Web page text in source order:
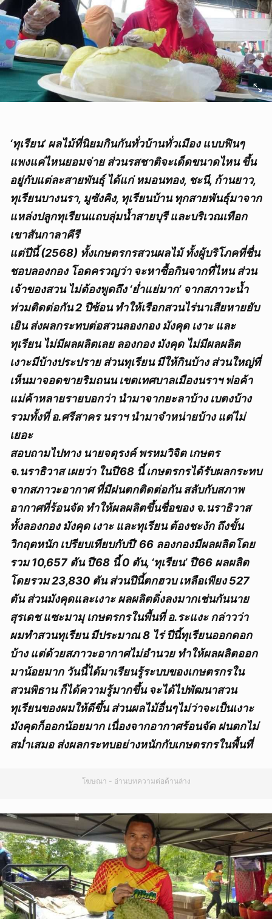
‘ทุเรียน’ ผลไม้ที่นิยมกินกันทั่วบ้านทั่วเมือง แบบฟินๆ
แพงแค่ไหนยอมจ่าย ส่วนรสชาติจะเด็ดขนาดไหน ขึ้น
อยู่กับแต่ละสายพันธุ์ ได้แก่ หมอนทอง, ชะนี, ก้านยาว,
ทุเรียนบางนรา, มูซังคิง, ทุเรียนบ้าน ทุกสายพันธุ์มาจาก
แหล่งปลูกทุเรียนแถบลุ่มน้ำสายบุรี และบริเวณเทือก
เขาสันกาลาคีรี
แต่ปีนี้ (2568) ทั้งเกษตรกรสวนผลไม้ ทั้งผู้บริโภคที่ชื่น
ชอบลองกอง โอดครวญว่า จะหาซื้อกินจากที่ไหน ส่วน
เจ้าของสวน ไม่ต้องพูดถึง ‘ย่ำแย่มาก’ จากสภาวะน้ำ
ท่วมติดต่อกัน 2 ปีซ้อน ทำให้เรือกสวนไร่นาเสียหายยับ
เยิน ส่งผลกระทบต่อสวนลองกอง มังคุด เงาะ และ
ทุเรียน ไม่มีผลผลิตเลย ลองกอง มังคุด ไม่มีผลผลิต
เงาะมีบ้างประปราย ส่วนทุเรียน มีให้กินบ้าง ส่วนใหญ่ที่
เห็นมาจอดขายริมถนน เขตเทศบาลเมืองนราฯ พ่อค้า
แม่ค้าหลายรายบอกว่า นำมาจากยะลาบ้าง เบตงบ้าง
รวมทั้งที่ อ.ศรีสาคร นราฯ นำมาจำหน่ายบ้าง แต่ไม่
เยอะ
สอบถามไปทาง นายจตุรงค์ พรหมวิจิต เกษตร
จ.นราธิวาส เผยว่า ในปี’68 นี้ เกษตรกรได้รับผลกระทบ
จากสภาวะอากาศ ที่มีฝนตกติดต่อกัน สลับกับสภาพ
อากาศที่ร้อนจัด ทำให้ผลผลิตขึ้นชื่อของ จ.นราธิวาส
ทั้งลองกอง มังคุด เงาะ และทุเรียน ต้องชะงัก ถึงขั้น
วิกฤตหนัก เปรียบเทียบกับปี’ 66 ลองกองมีผลผลิตโดย
รวม 10,657 ตัน ปี’68 นี้ 0 ตัน, ‘ทุเรียน’ ปี’66 ผลผลิต
โดยรวม 23,830 ตัน ส่วนปีนี้ตกฮวบ เหลือเพียง 527
ตัน ส่วนมังคุดและเงาะ ผลผลิตดิ่งลงมากเช่นกันนาย
สุรเดช แซะมามุ เกษตรกรในพื้นที่ อ.ระแงะ กล่าวว่า
ผมทำสวนทุเรียน มีประมาณ 8 ไร่ ปีนี้ทุเรียนออกดอก
บ้าง แต่ด้วยสภาวะอากาศไม่อำนวย ทำให้ผลผลิตออก
มาน้อยมาก วันนี้ได้มาเรียนรู้ระบบของเกษตรกรใน
สวนพิธาน ก็ได้ความรู้มากขึ้น จะได้ไปพัฒนาสวน
ทุเรียนของผมให้ดีขึ้น ส่วนผลไม้อื่นๆไม่ว่าจะเป็นเงาะ
มังคุดก็ออกน้อยมาก เนื่องจากอากาศร้อนจัด ฝนตกไม่
สม่ำเสมอ ส่งผลกระทบอย่างหนักกับเกษตรกรในพื้นที่
โฆษณา - อ่านบทความต่อด้านล่าง